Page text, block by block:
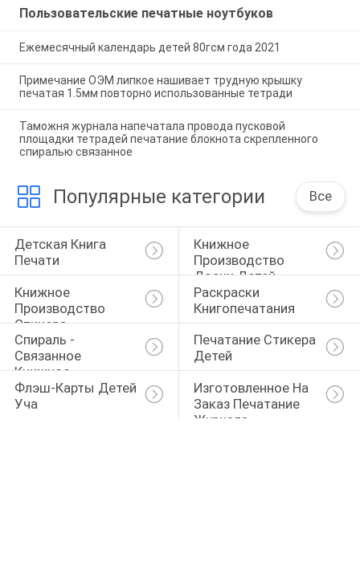
Пользовательские печатные ноутбуков
Ежемесячный календарь детей 80гсм года 2021
Примечание ОЭМ липкое нашивает трудную крышку
печатая 1.5мм повторно использованные тетради
Таможня журнала напечатала провода пусковой
площадки тетрадей печатание блокнота скрепленного
спиралью связанное
Популярные категории Все
Детская Книга
Печати
Книжное
Производство
Доски Детей
Книжное
Производство
Стикера
Раскраски
Книгопечатания
Спираль -
Связанное
Книжное
Производство
Печатание Стикера
Детей
Флэш-Карты Детей
Уча
Изготовленное На
Заказ Печатание
Журнала